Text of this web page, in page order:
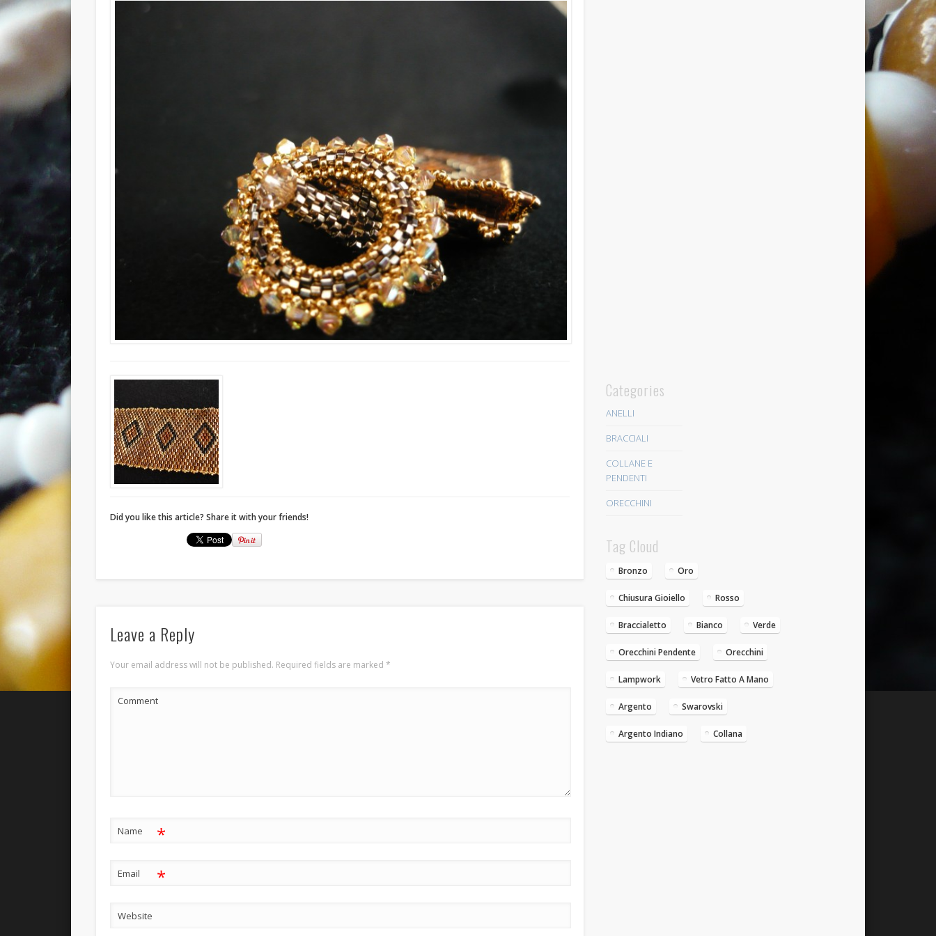
October 2013
September 2013
August 2013
July 2013
June 2013
Categories
ANELLI
BRACCIALI
COLLANE E PENDENTI
Did you like this article? Share it with your friends!
Leave a Reply
Your email address will not be published. Required fields are marked*
Comment
Name *
Email *
Website
Categories
ANELLI
BRACCIALI
COLLANE E
PENDENTI
ORECCHINI
Tag Cloud
Bronzo Oro
Chiusura Gioiello Rosso
Braccialetto Bianco Verde
Orecchini Pendente Orecchini
Lampwork Vetro Fatto A Mano
Argento Swarovski
Argento Indiano Collana